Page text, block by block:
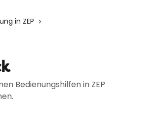
in ZEP
Bedienungshilfen in ZEP